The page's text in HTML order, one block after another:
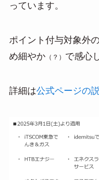
っています。
ポイント付与対象外
め細やか（？） で感心
詳細は公式ページの